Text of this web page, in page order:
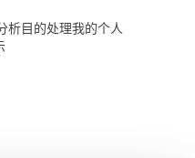
析目的处理我的个人